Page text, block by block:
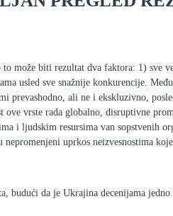
može biti rezultat dva faktora: 1) sve
usled sve snažnije konkurencije.
prevashodno, ali ne i ekskluzivno,
vrste rada globalno, disruptivne
i ljudskim resursima van sopstvenih
uprkos neizvesnostima
budući da je Ukrajina decenijama